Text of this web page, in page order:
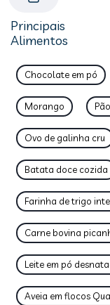
Principais
Alimentos
Chocolate em pó
Morango
Ovo de galinha cru
Batata doce cozida
Farinha de trigo
Carne bovina
Leite em pó
Aveia em flocos